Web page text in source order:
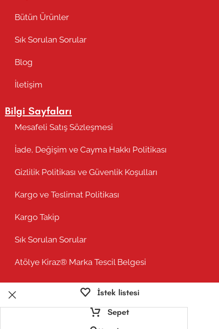
Bütün Ürünler
Sık Sorulan Sorular
Blog
İletişim
Bilgi Sayfaları
Mesafeli Satış Sözleşmesi
İade, Değişim ve Cayma Hakkı Politikası
Gizlilik Politikası ve Güvenlik Koşulları
Kargo ve Teslimat Politikası
Kargo Takip
Sık Sorulan Sorular
Atölye Kiraz® Marka Tescil Belgesi
İstek listesi
Sepet